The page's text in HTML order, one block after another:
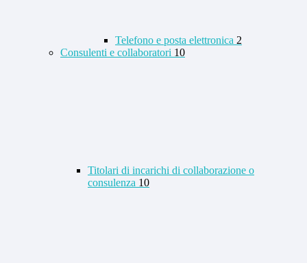
Telefono e posta elettronica 2
Consulenti e collaboratori 10
Titolari di incarichi di collaborazione o
consulenza 10